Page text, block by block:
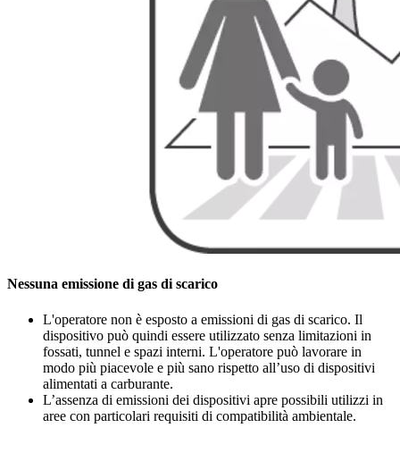
Nessuna emissione di gas di scarico
L'operatore non è esposto a emissioni di gas di scarico. Il
dispositivo può quindi essere utilizzato senza limitazioni in
fossati, tunnel e spazi interni. L'operatore può lavorare in
modo più piacevole e più sano rispetto all’uso di dispositivi
alimentati a carburante.
L’assenza di emissioni dei dispositivi apre possibili utilizzi in
aree con particolari requisiti di compatibilità ambientale.